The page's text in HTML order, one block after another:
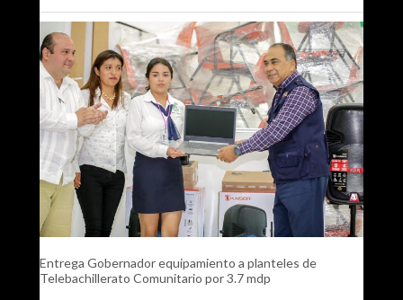
Entrega Gobernador equipamiento a planteles de
Telebachillerato Comunitario por 3.7 mdp